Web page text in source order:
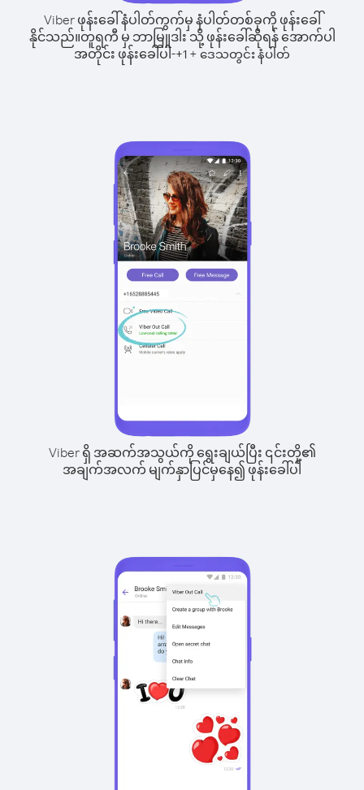
Viber ဖုန်းခေါ်နံပါတ်ကွက်မှ နံပါတ်တစ်ခုကို ဖုန်းခေါ်
နိုင်သည်။တူရကီ မှ ဘာမြူဒါး သို့ ဖုန်းခေါ်ဆိုရန် အောက်ပါ
အတိုင်း ဖုန်းခေါ်ပါ-+1 + ဒေသတွင်း နံပါတ်
Viber ရှိ အဆက်အသွယ်ကို ရွေးချယ်ပြီး ၎င်းတို့၏
အချက်အလက် မျက်နှာပြင်မှနေ၍ ဖုန်းခေါ်ပါ